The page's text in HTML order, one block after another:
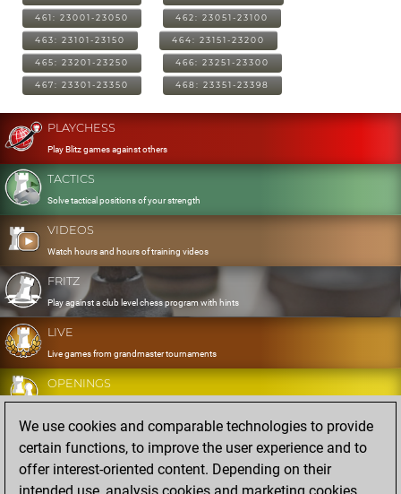
461: 23001-23050 462: 23051-23100
463: 23101-23150 464: 23151-23200
465: 23201-23250 466: 23251-23300
467: 23301-23350 468: 23351-23398
PLAYCHESS
Play Blitz games against others
TACTICS
Solve tactical positions of your strength
VIDEOS
Watch hours and hours of training videos
FRITZ
Play against a club level chess program with hints
LIVE
Live games from grandmaster tournaments
OPENINGS
Develop and exercise your openings
DATABASE
Eight million strong games
MYGAMES
We use cookies and comparable technologies to provide
certain functions, to improve the user experience and to
offer interest-oriented content. Depending on their